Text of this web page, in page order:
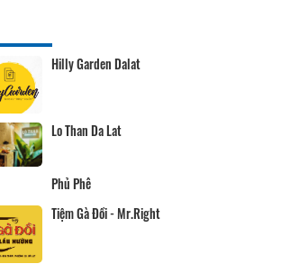
Hilly Garden Dalat
Lo Than Da Lat
Phủ Phê
Tiệm Gà Đồi - Mr.Right